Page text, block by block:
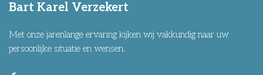
Bart Karel Verzekert
Met onze jarenlange ervaring kijken wij vakkundig naar uw
persoonlijke situatie en wensen.